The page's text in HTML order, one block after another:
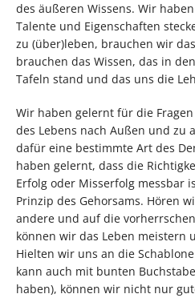
des äußeren Wissens. Wir
Talente und Eigenschaften
zu (über)leben, brauchen wir
brauchen das Wissen, das in
Tafeln stand und das uns die
Wir haben gelernt für die
des Lebens nach Außen und zu
dafür eine bestimmte Art des
haben gelernt, dass die
Erfolg oder Misserfolg messbar
Prinzip des Gehorsams. Hören
andere und auf die
können wir das Leben meistern
Hielten wir uns an die
kann auch mit bunten
haben), können wir nicht nur